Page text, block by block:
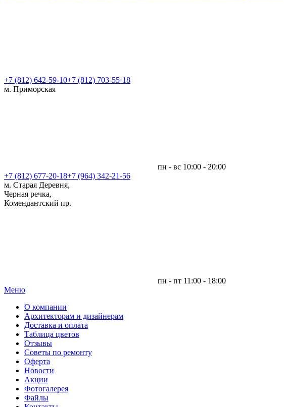
+7 (812) 642-59-10+7 (812) 703-55-18
м. Приморская
пн - вс 10:00 - 20:00
+7 (812) 677-20-18+7 (964) 342-21-56
м. Старая Деревня,
Черная речка,
Комендантский пр.
пн - пт 11:00 - 18:00
Меню|
О компании
Архитекторам и дизайнерам
Доставка и оплата
Таблица цветов
Отзывы
Советы по ремонту
Оферта
Новости
Акции
Фотогалерея
Файлы